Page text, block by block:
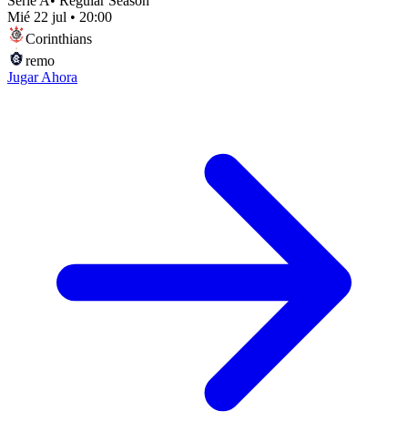
Mié 22 jul • 20:00
Corinthians
remo
Jugar Ahora